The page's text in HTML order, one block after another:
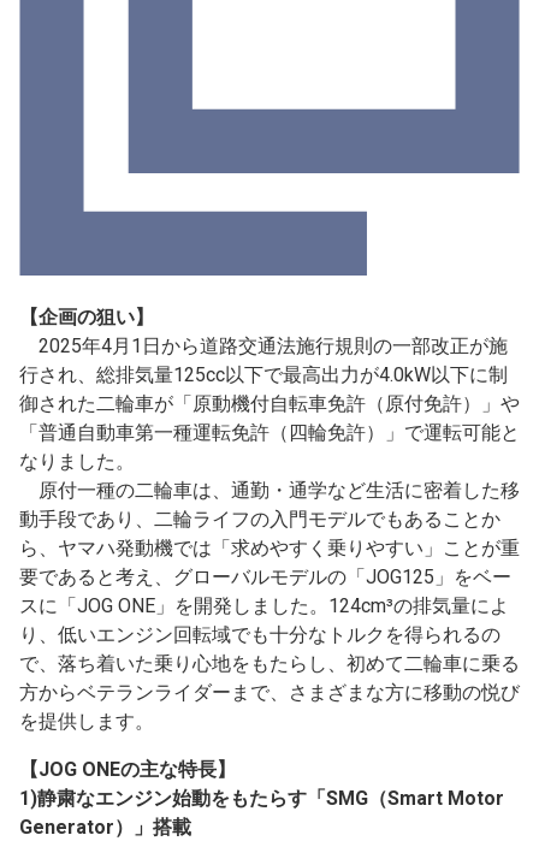
【企画の狙い】
2025年4月1日から道路交通法施行規則の一部改正が施
行され、総排気量125cc以下で最高出力が4.0kW以下に制
御された二輪車が「原動機付自転車免許（原付免許）」や
「普通自動車第一種運転免許（四輪免許）」で運転可能と
なりました。
原付一種の二輪車は、通勤・通学など生活に密着した移
動手段であり、二輪ライフの入門モデルでもあることか
ら、ヤマハ発動機では「求めやすく乗りやすい」ことが重
要であると考え、グローバルモデルの「JOG125」をベー
スに「JOG ONE」を開発しました。124cm³の排気量によ
り、低いエンジン回転域でも十分なトルクを得られるの
で、落ち着いた乗り心地をもたらし、初めて二輪車に乗る
方からベテランライダーまで、さまざまな方に移動の悦び
を提供します。
【JOG ONEの主な特長】
1)静粛なエンジン始動をもたらす「SMG（Smart Motor
Generator）」搭載